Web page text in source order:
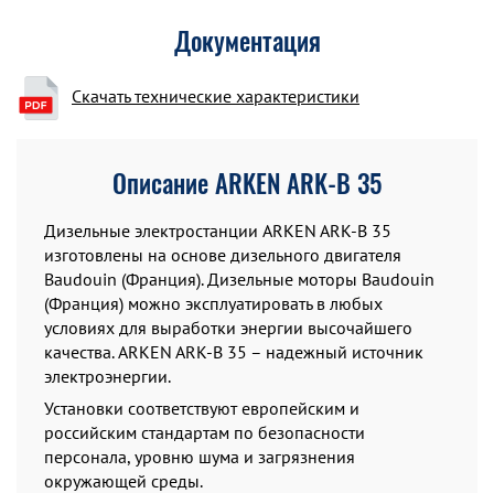
Документация
Скачать технические характеристики
Описание ARKEN ARK-B 35
Дизельные электростанции ARKEN ARK-B 35
изготовлены на основе дизельного двигателя
Baudouin (Франция). Дизельные моторы Baudouin
(Франция) можно эксплуатировать в любых
условиях для выработки энергии высочайшего
качества. ARKEN ARK-B 35 – надежный источник
электроэнергии.
Установки соответствуют европейским и
российским стандартам по безопасности
персонала, уровню шума и загрязнения
окружающей среды.